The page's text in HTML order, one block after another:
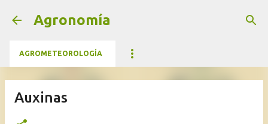
Ir al contenido principal
Agronomía
AGROMETEOROLOGÍA
Auxinas